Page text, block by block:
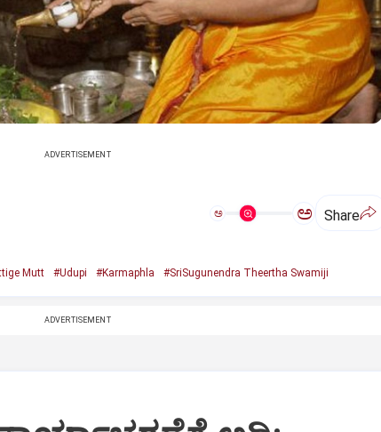
ADVERTISEMENT
ಅ ಅ Share
Mutt #Udupi #Karmaphla #SriSugunendra Theertha Swamiji
ADVERTISEMENT